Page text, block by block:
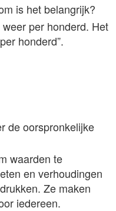
is het belangrijk?
per honderd. Het
honderd”.
de oorspronkelijke
waarden te
en verhoudingen
Ze maken
iedereen.